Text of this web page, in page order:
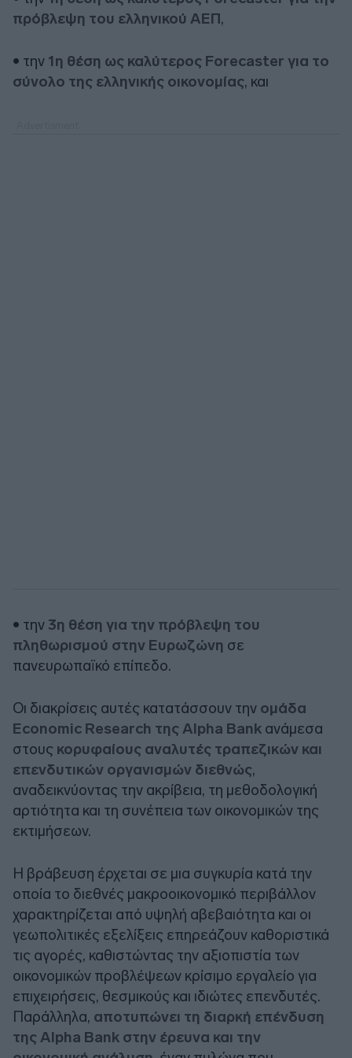
πρόβλεψη του ελληνικού ΑΕΠ,
• την 1η θέση ως καλύτερος Forecaster για το
σύνολο της ελληνικής οικονομίας, και
• την 3η θέση για την πρόβλεψη του
πληθωρισμού στην Ευρωζώνη σε
πανευρωπαϊκό επίπεδο.
Οι διακρίσεις αυτές κατατάσσουν την ομάδα
Economic Research της Alpha Bank ανάμεσα
στους κορυφαίους αναλυτές τραπεζικών και
επενδυτικών οργανισμών διεθνώς,
αναδεικνύοντας την ακρίβεια, τη μεθοδολογική
αρτιότητα και τη συνέπεια των οικονομικών της
εκτιμήσεων.
Η βράβευση έρχεται σε μια συγκυρία κατά την
οποία το διεθνές μακροοικονομικό περιβάλλον
χαρακτηρίζεται από υψηλή αβεβαιότητα και οι
γεωπολιτικές εξελίξεις επηρεάζουν καθοριστικά
τις αγορές, καθιστώντας την αξιοπιστία των
οικονομικών προβλέψεων κρίσιμο εργαλείο για
επιχειρήσεις, θεσμικούς και ιδιώτες επενδυτές.
Παράλληλα, αποτυπώνει τη διαρκή επένδυση
της Alpha Bank στην έρευνα και την